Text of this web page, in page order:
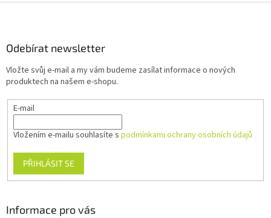
Odebírat newsletter
Vložte svůj e-mail a my vám budeme zasílat informace o nových
produktech na našem e-shopu.
E-mail
Vložením e-mailu souhlasíte s podmínkami ochrany osobních údajů
PŘIHLÁSIT SE
Informace pro vás